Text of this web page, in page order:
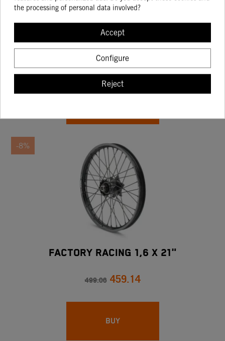
RUEDA TRASERA FACTORY RACING 2,15 X
18
599.07 551.15
-8%
FACTORY RACING 1,6 X 21"
499.06 459.14
BUY
the processing of personal data involved?
Accept
Configure
Reject